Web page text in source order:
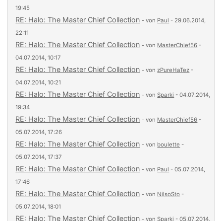
19:45
RE: Halo: The Master Chief Collection - von Paul - 29.06.2014,
22:11
RE: Halo: The Master Chief Collection - von MasterChief56 -
04.07.2014, 10:17
RE: Halo: The Master Chief Collection - vonzPureHaTez -
04.07.2014, 10:21
RE: Halo: The Master Chief Collection - vonSparki - 04.07.2014,
19:34
RE: Halo: The Master Chief Collection - von MasterChief56 -
05.07.2014, 17:26
RE: Halo: The Master Chief Collection - von boulette -
05.07.2014, 17:37
RE: Halo: The Master Chief Collection - von Paul - 05.07.2014,
17:46
RE: Halo: The Master Chief Collection - von NilsoSto -
05.07.2014, 18:01
RE: Halo: The Master Chief Collection - vonSparki - 05.07.2014,